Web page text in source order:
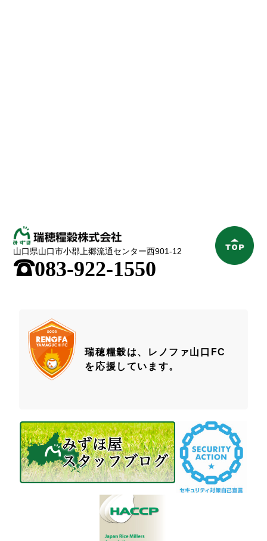
山口県山口市小郡上郷流通センター西901-12
;083-922-1550
瑞穂糧穀は、レノファ山口FC
を応援しています。